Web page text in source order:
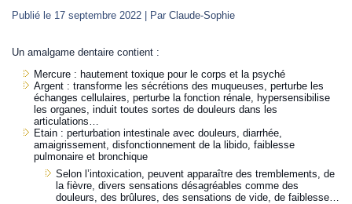
Publié le 17 septembre 2022 Par Claude-Sophie
Un amalgame dentaire contient :
Mercure : hautement toxique pour le corps et la psyché
Argent : transforme les sécrétions des muqueuses, perturbe les
échanges cellulaires, perturbe la fonction rénale, hypersensibilise
les organes, induit toutes sortes de douleurs dans les
articulations…
Etain : perturbation intestinale avec douleurs, diarrhée,
amaigrissement, disfonctionnement de la libido, faiblesse
pulmonaire et bronchique
Selon l’intoxication, peuvent apparaître des tremblements, de
la fièvre, divers sensations désagréables comme des
douleurs, des brûlures, des sensations de vide, de faiblesse…